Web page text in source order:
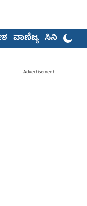
ವಾಣಿಜ್ಯ ಸಿನಿಮಾ
Advertisement